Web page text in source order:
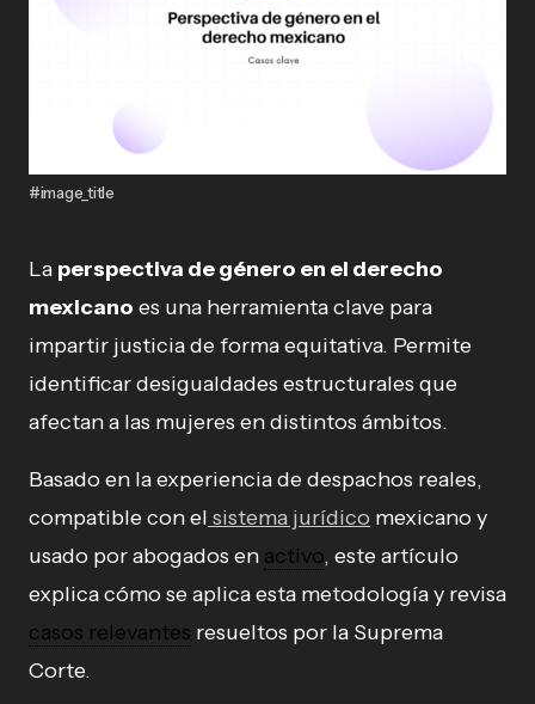
#image_title
La perspectiva de género en el derecho
mexicano es una herramienta clave para
impartir justicia de forma equitativa. Permite
identificar desigualdades estructurales que
afectan a las mujeres en distintos ámbitos.
Basado en la experiencia de despachos reales,
compatible con el sistema jurídico mexicano y
usado por abogados en activo, este artículo
explica cómo se aplica esta metodología y revisa
casos relevantes resueltos por la Suprema
Corte.